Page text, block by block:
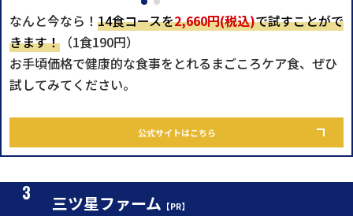
なんと今なら！ 14食コースを2,660円(税込)で試すことがで
きます！ （1食190円）
お手頃価格で健康的な食事をとれるまごころケア食、ぜひ
試してみてください。
公式サイトはこちら
三ツ星ファーム 【PR】